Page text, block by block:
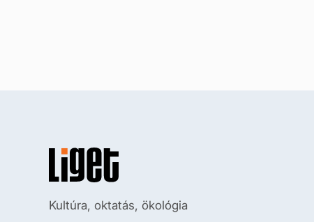
Kultúra, oktatás, ökológia